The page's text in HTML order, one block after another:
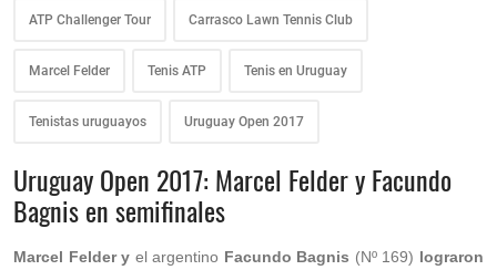
ATP Challenger Tour Carrasco Lawn Tennis Club
Marcel Felder Tenis ATP Tenis en Uruguay
Tenistas uruguayos Uruguay Open 2017
Uruguay Open 2017: Marcel Felder y Facundo
Bagnis en semifinales
Marcel Felder y el argentino Facundo Bagnis (Nº 169) lograron